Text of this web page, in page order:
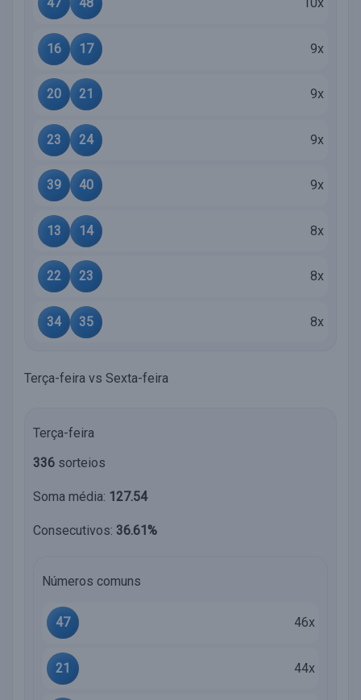
16 17 9x
20 21 9x
23 24 9x
39 40 9x
13 14 8x
22 23 8x
34 35 8x
Terça-feira vs Sexta-feira
Terça-feira
336 sorteios
Soma média: 127.54
Consecutivos: 36.61%
Números comuns
47 46x
21 44x